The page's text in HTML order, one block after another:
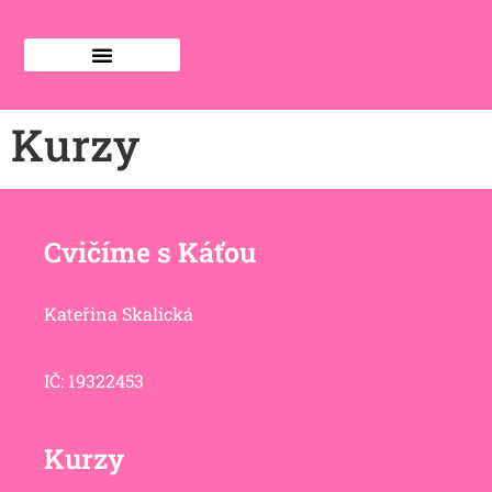
Kurzy
Cvičíme s Káťou
Kateřina Skalická
IČ: 19322453
Kurzy